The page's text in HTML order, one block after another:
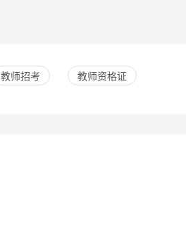
教师招考 教师资格证